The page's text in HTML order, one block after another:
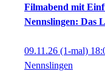
Filmabend mit
Nennslingen: Das
09.11.26 (1-mal)
Nennslingen